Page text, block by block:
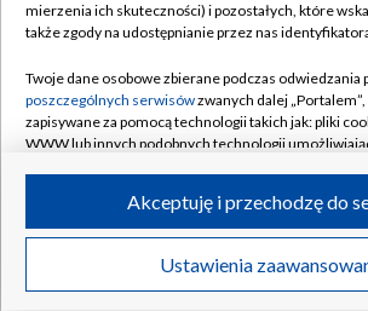
Naziemna Telewizja Cyfrowa
Rada Programowa
System NOS
Informacje o nadawcy
Program dla prasy
Ogłoszenie przetargowe
Pomoc
Kontakt
Kanały
©2026 Telewizja Polska S.A. w
mierzenia ich skuteczności) i pozostałych, które
także zgody na udostępnianie przez nas
Twoje dane osobowe zbierane podczas odwiedzania
poszczególnych serwisówzwanych dalej
zapisywane za pomocą technologii takich jak: pliki
WWW lub innych podobnych technologii
ruchu w Internecie.
Twoje dane osobowe zbierane podczas odwiedzania
poszczególnych serwisówna Portalu, takie jak adresy
Ustawienia
Akceptuję i przechodzę do